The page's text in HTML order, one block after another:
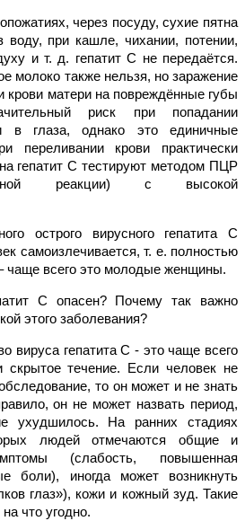
через посуду, сухие пятна
воду, при кашле, чихании, потении,
и т. д. гепатит С не передаётся.
молоко также нельзя, но заражение
крови матери на повреждённые губы
риск при попадании
в глаза, однако это единичные
переливании крови практически
гепатит С тестируют методом ПЦР
реакции) с высокой
острого вирусного гепатита С
самоизлечивается, т. е. полностью
чаще всего это молодые женщины.
С опасен? Почему так важно
этого заболевания?
вируса гепатита С - это чаще всего
скрытое течение. Если человек не
то он может и не знать
он не может назвать период,
ухудшилось. На ранних стадиях
людей отмечаются общие и
(слабость, повышенная
боли), иногда может возникнуть
глаз»), кожи и кожный зуд. Такие
что угодно.